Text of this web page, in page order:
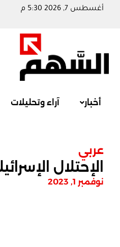
أغسطس 7, 2026 5:30 م
أخبار آراء وتحليلات
عربي
الإحتلال
نوفمبر 1, 2023